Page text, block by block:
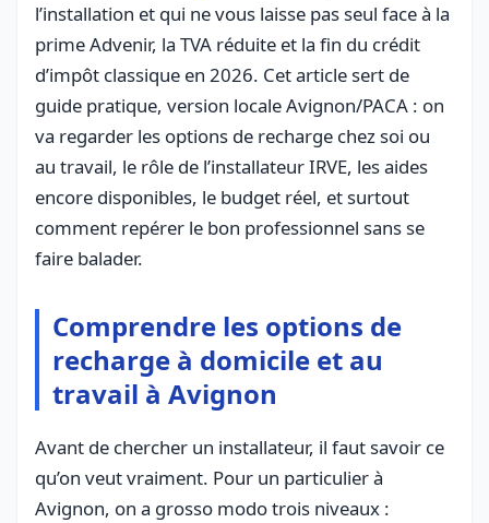
l’installation et qui ne vous laisse pas seul face à la
prime Advenir, la TVA réduite et la fin du crédit
d’impôt classique en 2026. Cet article sert de
guide pratique, version locale Avignon/PACA : on
va regarder les options de recharge chez soi ou
au travail, le rôle de l’installateur IRVE, les aides
encore disponibles, le budget réel, et surtout
comment repérer le bon professionnel sans se
faire balader.
Comprendre les options de
recharge à domicile et au
travail à Avignon
Avant de chercher un installateur, il faut savoir ce
qu’on veut vraiment. Pour un particulier à
Avignon, on a grosso modo trois niveaux :